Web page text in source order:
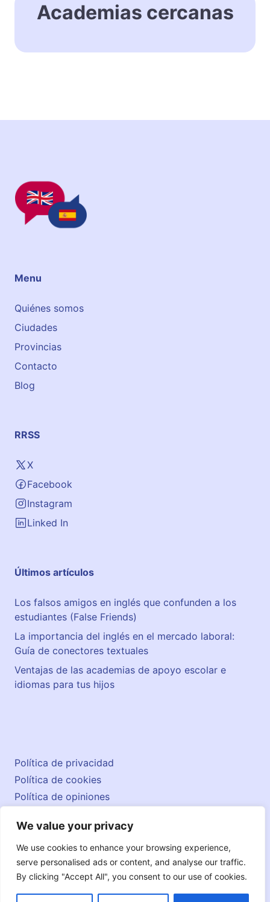
We value your privacy
We use cookies to enhance your browsing experience,
serve personalised ads or content, and analyse our traffic.
By clicking "Accept All", you consent to our use of cookies.
Academias cercanas
Menu
Quiénes somos
Ciudades
Provincias
Contacto
Blog
RRSS
X
Facebook
Instagram
Linked In
Últimos artículos
Los falsos amigos en inglés que confunden a los
estudiantes (False Friends)
La importancia del inglés en el mercado laboral:
Guía de conectores textuales
Ventajas de las academias de apoyo escolar e
idiomas para tus hijos
© 2026 englishatlas.es
Política de privacidad
Política de cookies
Política de opiniones
Contacto